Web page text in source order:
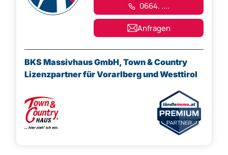
0664. ....
Anfragen
BKS Massivhaus GmbH, Town & Country
Lizenzpartner für Vorarlberg und Westtirol